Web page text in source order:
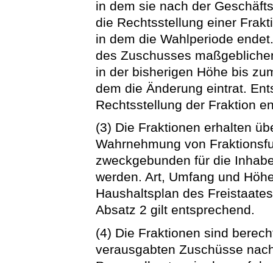
in dem sie nach der
die Rechtsstellung einer
in dem die Wahlperiode
des Zuschusses
in der bisherigen Höhe bis
dem die Änderung eintrat.
Rechtsstellung der Fraktion
(3) Die Fraktionen erhalten
Wahrnehmung von
zweckgebunden für die
werden. Art, Umfang und
Haushaltsplan des
Absatz 2 gilt entsprechend.
(4) Die Fraktionen sind
verausgabten Zuschüsse